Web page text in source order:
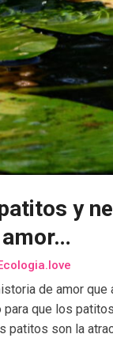
y
de amor
que los
patitos son la